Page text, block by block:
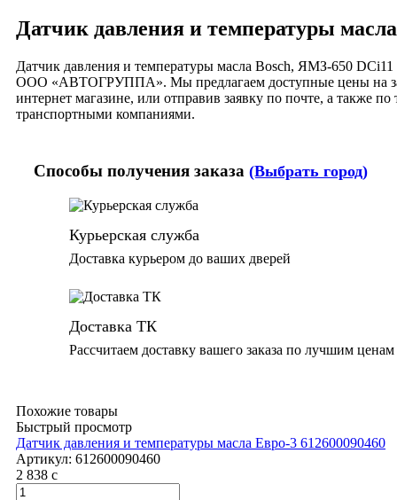
Датчик давления и температуры
Датчик давления и температуры масла Bosch, ЯМЗ-650
ООО «АВТОГРУППА». Мы предлагаем доступные цены на
интернет магазине, или отправив заявку по почте, а
транспортными компаниями.
Способы получения заказа (Выбрать город)
Курьерская служба
Доставка курьером до ваших дверей
Доставка ТК
Рассчитаем доставку вашего заказа по лучшим ценам
Похожие товары
Быстрый просмотр
Датчик давления и температуры масла Евро-3 612600090460
Артикул: 612600090460
2 838 c